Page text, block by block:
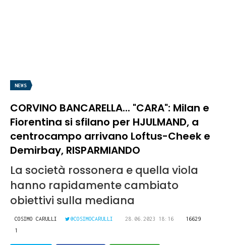
NEWS
CORVINO BANCARELLA... "CARA": Milan e
Fiorentina si sfilano per HJULMAND, a
centrocampo arrivano Loftus-Cheek e
Demirbay, RISPARMIANDO
La società rossonera e quella viola
hanno rapidamente cambiato
obiettivi sulla mediana
COSIMO CARULLI @COSIMOCARULLI 28.06.2023 18:16
16629
1